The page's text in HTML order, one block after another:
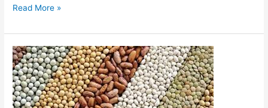
Read More »
Banco
Central
refuerza
exigencia
para